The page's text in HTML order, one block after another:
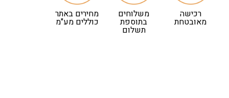
רכישה
מאובטחת
משלוחים
בתוספת
תשלום
מחירים באתר
כוללים מע"מ